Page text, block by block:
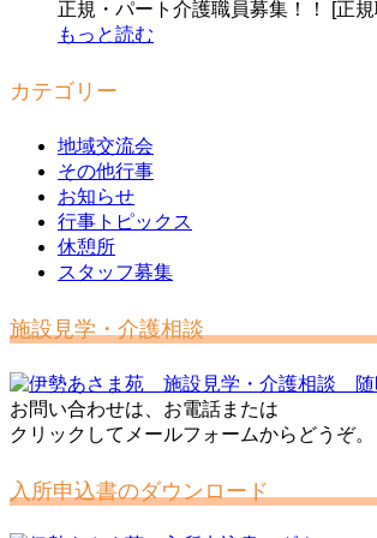
正規・パート介護職員募集！！ [
もっと読む
カテゴリー
地域交流会
その他行事
お知らせ
行事トピックス
休憩所
スタッフ募集
施設見学・介護相談
お問い合わせは、お電話または
クリックしてメールフォームからどうぞ。
入所申込書のダウンロード